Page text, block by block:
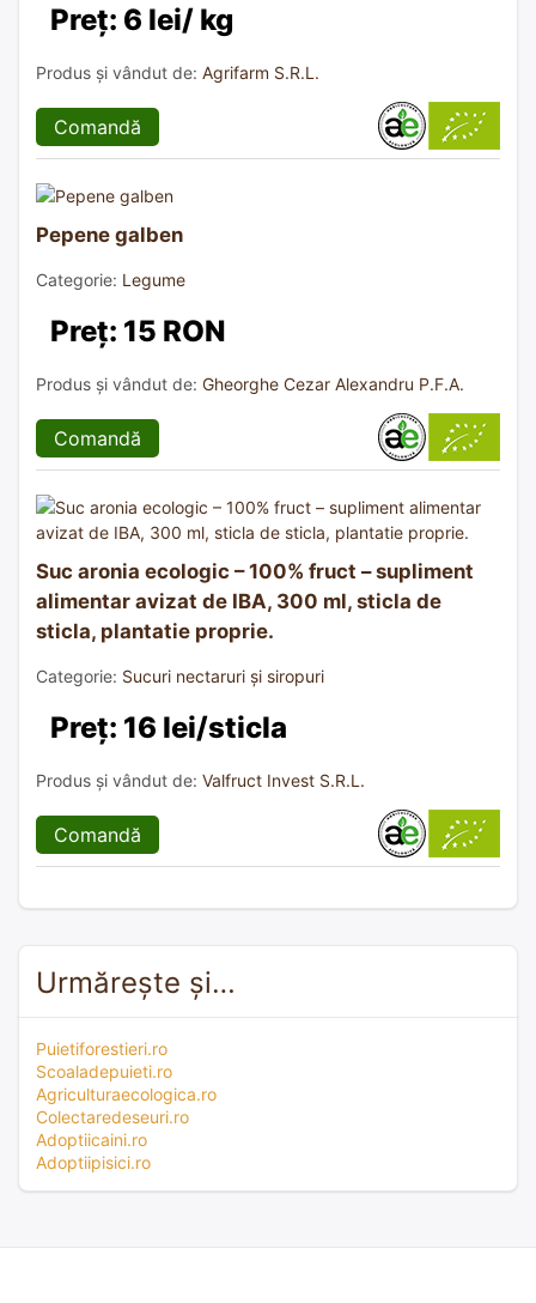
Preț: 6 lei/ kg
Produs și vândut de: Agrifarm S.R.L.
Comandă
Pepene galben
Categorie: Legume
Preț: 15 RON
Produs și vândut de: Gheorghe Cezar Alexandru P.F.A.
Comandă
Suc aronia ecologic – 100% fruct – supliment
alimentar avizat de IBA, 300 ml, sticla de
sticla, plantatie proprie.
Categorie: Sucuri nectaruri și siropuri
Preț: 16 lei/sticla
Produs și vândut de: Valfruct Invest S.R.L.
Comandă
Urmărește și…
Puietiforestieri.ro
Scoaladepuieti.ro
Agriculturaecologica.ro
Colectaredeseuri.ro
Adoptiicaini.ro
Adoptiipisici.ro